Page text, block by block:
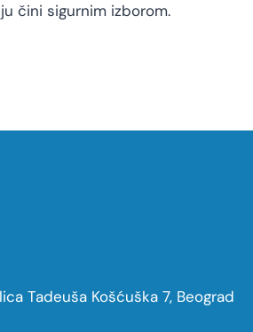
čini sigurnim izborom.
Tadeuša Košćuška 7, Beograd